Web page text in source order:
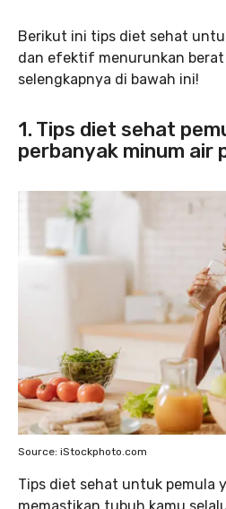
Berikut ini tips diet sehat
dan efektif menurunkan
selengkapnya di bawah ini!
1. Tips diet sehat
perbanyak minum air
Source: iStockphoto.com
Tips diet sehat untuk pemula